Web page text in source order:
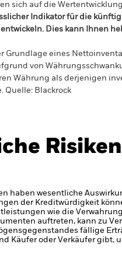
sich auf die
Indikator für die
Dies kann Ihnen
Grundlage eines
von
Währung als derjenigen
Quelle: Blackrock
Risiken
haben wesentliche
der Kreditwürdigkeit
wie die
auftreten, kann zu
fällige
oder Verkäufer gibt,